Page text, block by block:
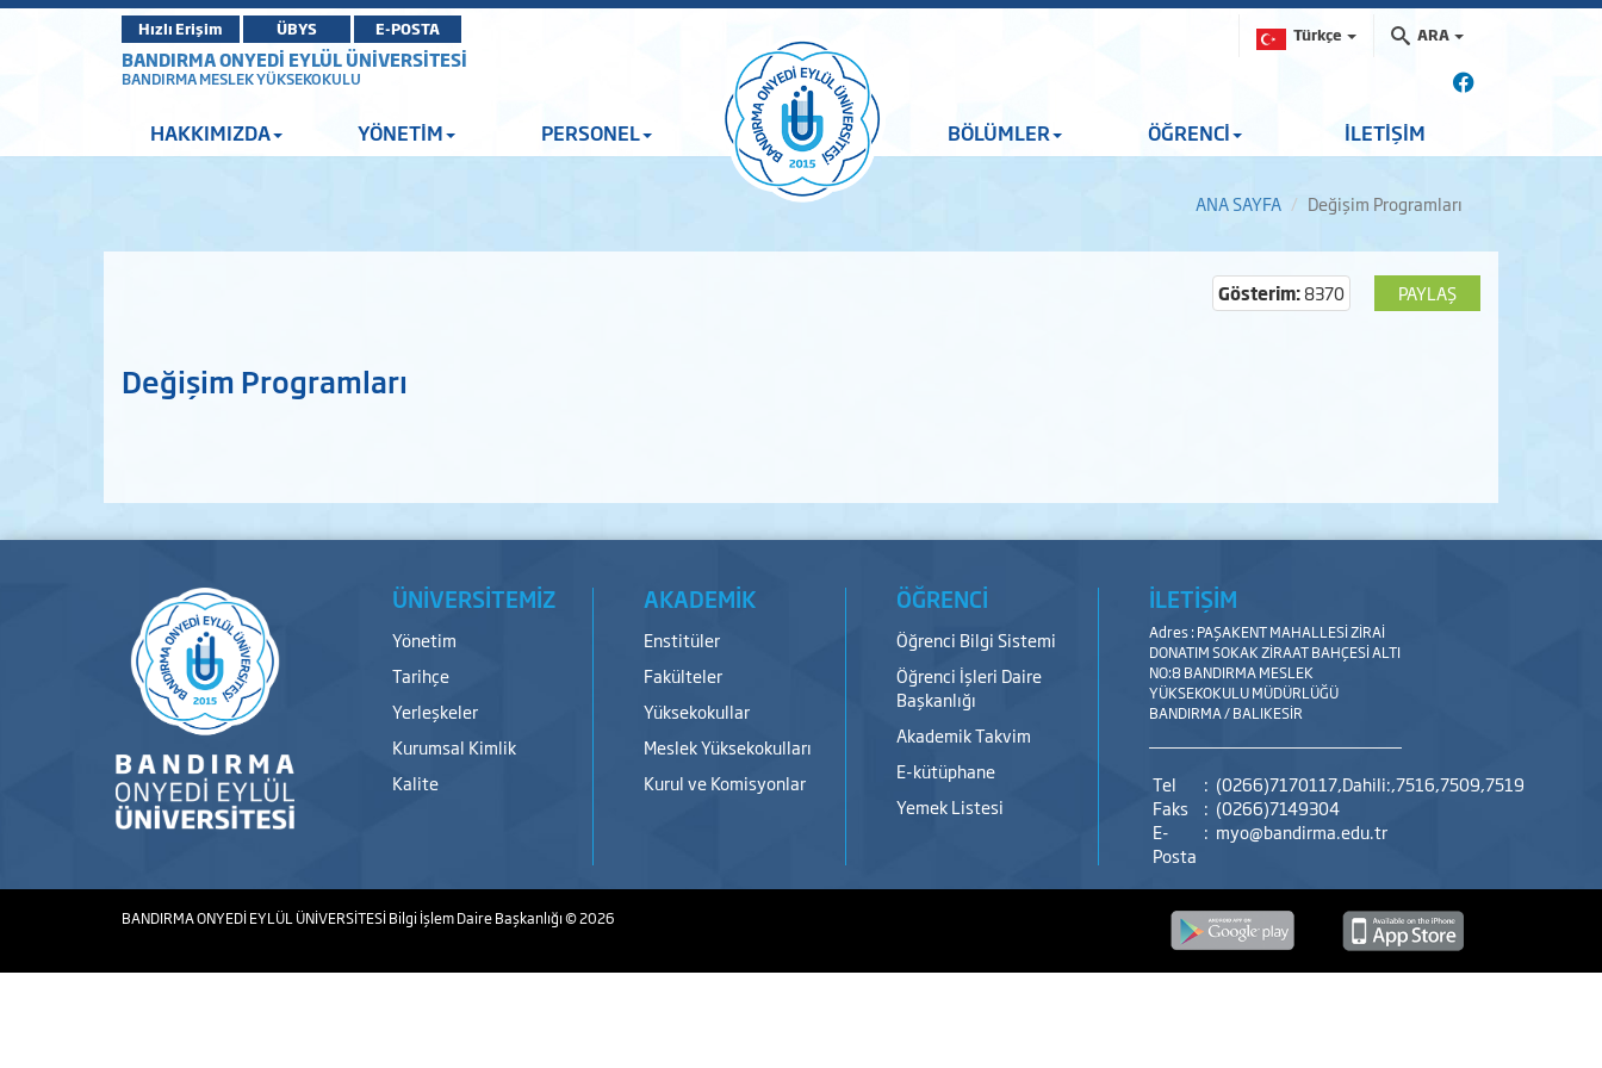
Hızlı Erişim ÜBYS E-POSTA Türkçe ARA
BANDIRMA ONYEDİ EYLÜL ÜNİVERSİTESİ
BANDIRMA MESLEK YÜKSEKOKULU
HAKKIMIZDA YÖNETİM PERSONEL BÖLÜMLER ÖĞRENCİ İLETİŞİM
ANA SAYFA Değişim Programları
PAYLAŞ
Gösterim:8370
Değişim Programları
ÜNİVERSİTEMİZ
Yönetim
Tarihçe
Yerleşkeler
Kurumsal Kimlik
Kalite
AKADEMİK
Enstitüler
Fakülteler
Yüksekokullar
Meslek Yüksekokulları
Kurul ve Komisyonlar
ÖĞRENCİ
Öğrenci Bilgi Sistemi
Öğrenci İşleri Daire
Başkanlığı
Akademik Takvim
E-kütüphane
Yemek Listesi
İLETİŞİM
Adres : PAŞAKENT MAHALLESİ ZİRAİ
DONATIM SOKAK ZİRAAT BAHÇESİ ALTI
NO:8 BANDIRMA MESLEK
YÜKSEKOKULU MÜDÜRLÜĞÜ
BANDIRMA / BALIKESİR
Tel : (0266)7170117,Dahili:,7516,7509,7519
Faks
: (0266)7149304
E-
Posta
: myo@bandirma.edu.tr
BANDIRMA ONYEDİ EYLÜL ÜNİVERSİTESİBilgi İşlem Daire Başkanlığı© 2026